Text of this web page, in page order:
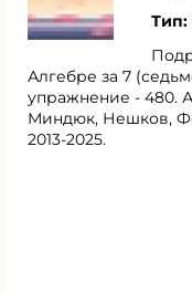
Тип:
Алгебре за 7
упражнение - 480.
Миндюк, Нешков,
2013-2025.